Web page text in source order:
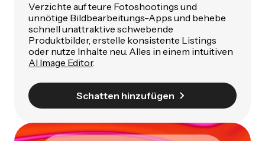
Verzichte auf teure Fotoshootings und
unnötige Bildbearbeitungs-Apps und behebe
schnell unattraktive schwebende
Produktbilder, erstelle konsistente Listings
oder nutze Inhalte neu. Alles in einem intuitiven
AI Image Editor.
Schatten hinzufügen